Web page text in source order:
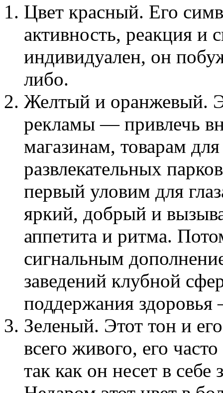
Цвет красный. Его
активность, реакция и
индивидуален, он
либо.
Желтый и оранжевый.
рекламы — привлечь
магазинам, товарам
развлекательных
первый уловим для
яркий, добрый и
аппетита и ритма.
сигнальным
заведений клубной
поддержания
Зеленый. Этот тон и
всего живого, его
так как он несет в